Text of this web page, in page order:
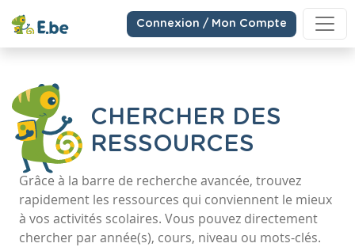
Connexion / Mon Compte
CHERCHER DES
RESSOURCES
Grâce à la barre de recherche avancée, trouvez
rapidement les ressources qui conviennent le mieux
à vos activités scolaires. Vous pouvez directement
chercher par année(s), cours, niveau ou mots-clés.